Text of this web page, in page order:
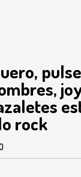
rock